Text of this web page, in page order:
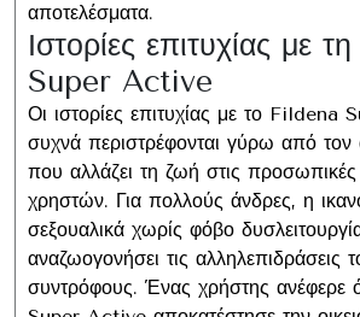
αποτελέσματα.
Ιστορίες επιτυχίας με
Super Active
Οι ιστορίες επιτυχίας με το Fildena
συχνά περιστρέφονται γύρω από τον
που αλλάζει τη ζωή στις
χρηστών. Για πολλούς άνδρες, η
σεξουαλικά χωρίς φόβο
αναζωογονήσει τις αλληλεπιδράσεις
συντρόφους. Ένας χρήστης ανέφερε